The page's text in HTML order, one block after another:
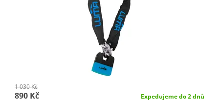
1 030 Kč
890 Kč Expedujeme do 2 dnů